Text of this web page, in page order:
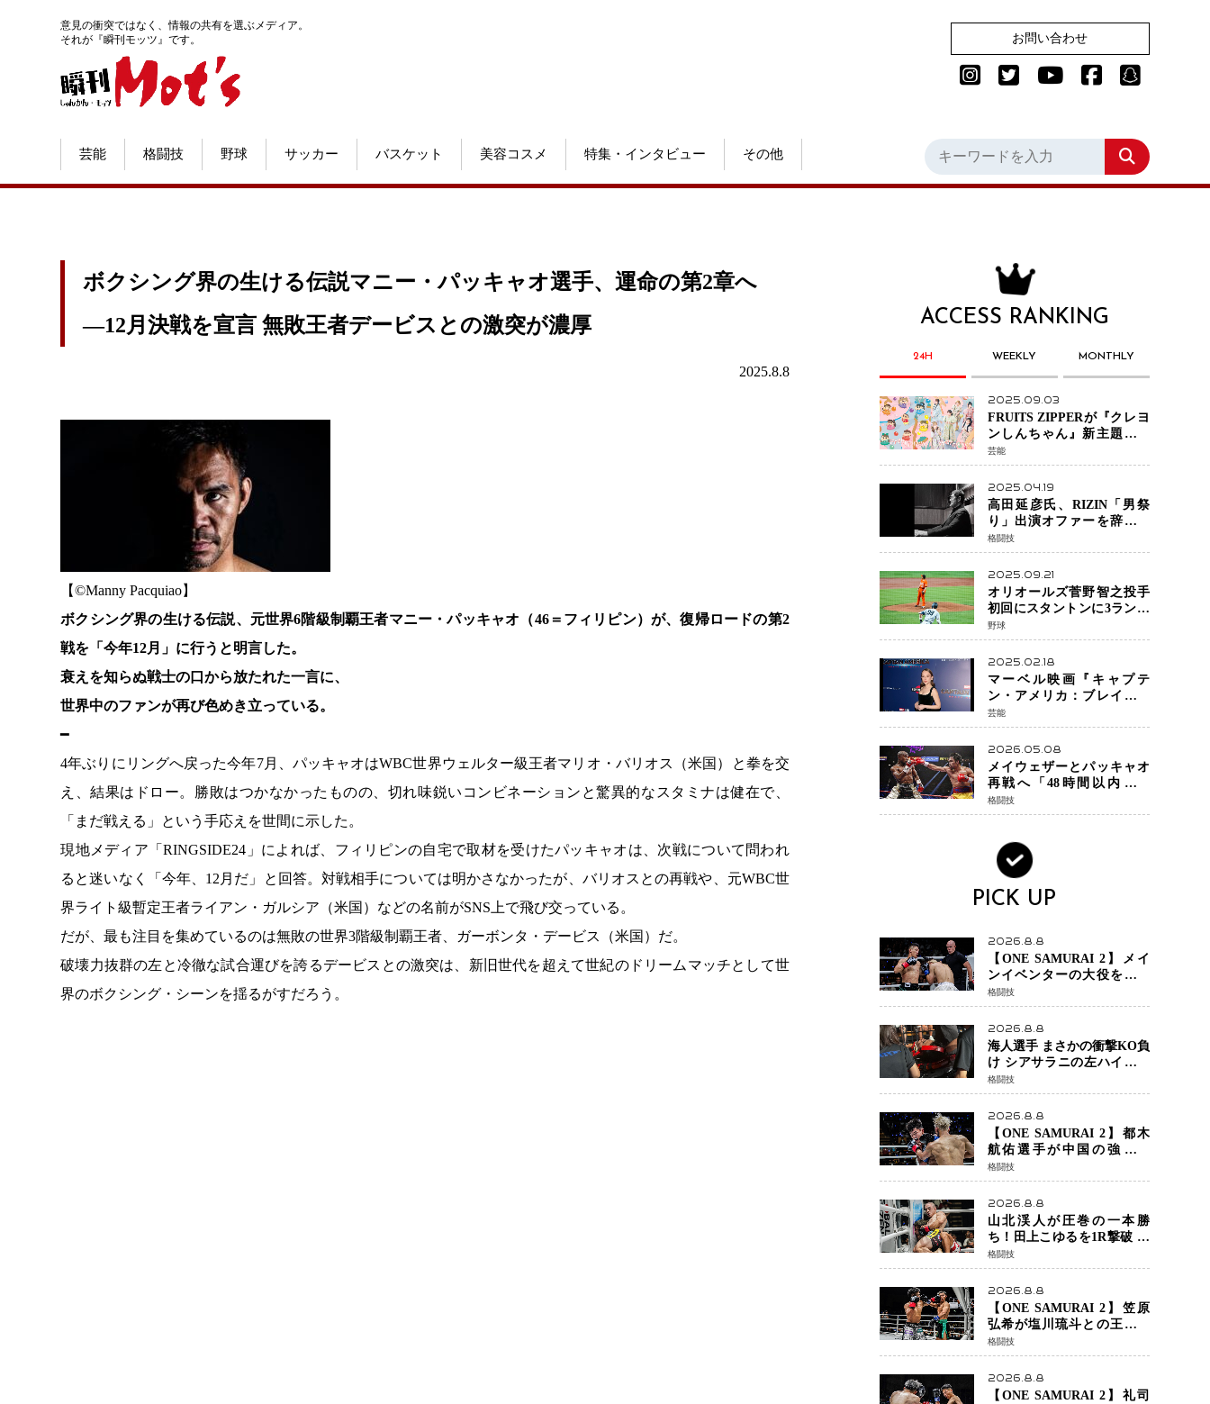
意見の衝突ではなく、情報の共有を選ぶメディア。
それが『瞬刊モッツ』です。
お問い合わせ
芸能 格闘技 野球 サッカー バスケット 美容コスメ 特集・インタビュー その他
ボクシング界の生ける伝説マニー・パッキャオ選手、運命の第2章へ
―12月決戦を宣言 無敗王者デービスとの激突が濃厚
2025.8.8
【©️Manny Pacquiao】
ボクシング界の生ける伝説、元世界6階級制覇王者マニー・パッキャオ（46＝フィリピン）が、復帰ロードの第2
戦を「今年12月」に行うと明言した。
衰えを知らぬ戦士の口から放たれた一言に、
世界中のファンが再び色めき立っている。
━
4年ぶりにリングへ戻った今年7月、パッキャオはWBC世界ウェルター級王者マリオ・バリオス（米国）と拳を交
え、結果はドロー。勝敗はつかなかったものの、切れ味鋭いコンビネーションと驚異的なスタミナは健在で、
「まだ戦える」という手応えを世間に示した。
現地メディア「RINGSIDE24」によれば、フィリピンの自宅で取材を受けたパッキャオは、次戦について問われ
ると迷いなく「今年、12月だ」と回答。対戦相手については明かさなかったが、バリオスとの再戦や、元WBC世
界ライト級暫定王者ライアン・ガルシア（米国）などの名前がSNS上で飛び交っている。
だが、最も注目を集めているのは無敗の世界3階級制覇王者、ガーボンタ・デービス（米国）だ。
破壊力抜群の左と冷徹な試合運びを誇るデービスとの激突は、新旧世代を超えて世紀のドリームマッチとして世
界のボクシング・シーンを揺るがすだろう。
ACCESS RANKING
24H WEEKLY MONTHLY
2025.09.03
FRUITS ZIPPERが『クレヨ
ンしんちゃん』新主題歌を
担当
芸能
2025.04.19
高田延彦氏、RIZIN「男祭
り」出演オファーを辞退
統括本部長時代の役目「す
でに終えています」と明言
格闘技
2025.09.21
オリオールズ菅野智之投手
初回にスタントンに3ラン被
弾 3回6安打4失点で降板
野球
2025.02.18
マーベル映画『キャプテ
ン・アメリカ：ブレイブ・
ニュー・ワールド』 新ブラ
ック・ウィドウ役のシラ・
ハースとは！？
芸能
2026.05.08
メイウェザーとパッキャオ
再戦へ「48時間以内に決
着」公式戦かエキシビショ
ンか混迷続く
格闘技
PICK UP
2026.8.8
【ONE SAMURAI 2】メイ
ンイベンターの大役をしっ
かりやってのけた野杁正明
が衝撃のリベンジ！ リ
ウ・メンヤンを1R・2分59秒
KO、左カウンターで完全決
着
格闘技
2026.8.8
海人選手 まさかの衝撃KO負
け シアサラニの左ハイが炸
裂 リベンジ戦は一瞬で決着
格闘技
2026.8.8
【ONE SAMURAI 2】都木
航佑選手が中国の強豪ル
オ・チャオ選手の猛攻を受
けながらも的確な攻撃で応
戦 最後まで打ち合うも判
定でチャオに軍配
格闘技
2026.8.8
山北渓人が圧巻の一本勝
ち！田上こゆるを1R撃破 ケ
ルベロスチョークで存在感
を示す
格闘技
2026.8.8
【ONE SAMURAI 2】笠原
弘希が塩川琉斗との王者対
決を制す 圧力で主導権を握
り判定勝利
格闘技
2026.8.8
【ONE SAMURAI 2】礼司